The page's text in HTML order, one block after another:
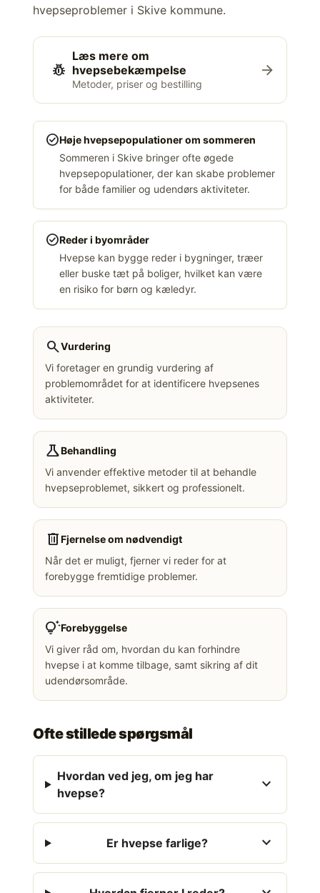
hvepseproblemer i Skive kommune.
pest_control
Læs mere om
hvepsebekæmpelse
Metoder, priser og bestilling
arrow_forward
check_circleHøje hvepsepopulationer om sommeren
Sommeren i Skive bringer ofte øgede
hvepsepopulationer, der kan skabe problemer
for både familier og udendørs aktiviteter.
check_circleReder i byområder
Hvepse kan bygge reder i bygninger, træer
eller buske tæt på boliger, hvilket kan være
en risiko for børn og kæledyr.
searchVurdering
Vi foretager en grundig vurdering af
problemområdet for at identificere hvepsenes
aktiviteter.
scienceBehandling
Vi anvender effektive metoder til at behandle
hvepseproblemet, sikkert og professionelt.
deleteFjernelse om nødvendigt
Når det er muligt, fjerner vi reder for at
forebygge fremtidige problemer.
tips_and_updatesForebyggelse
Vi giver råd om, hvordan du kan forhindre
hvepse i at komme tilbage, samt sikring af dit
udendørsområde.
Ofte stillede spørgsmål
Hvordan ved jeg, om jeg har
hvepse?
expand_more
Er hvepse farlige? expand_more